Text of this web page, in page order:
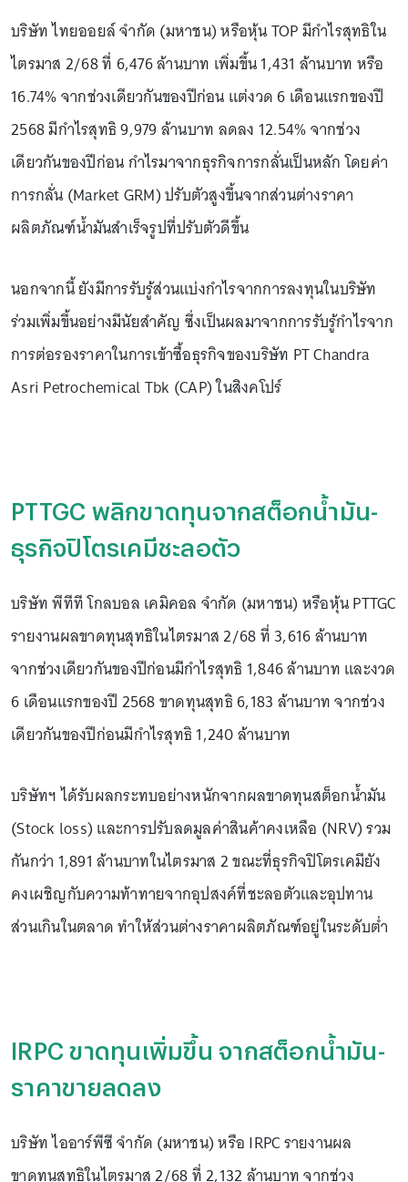
บริษัท ไทยออยล์ จำกัด (มหาชน) หรือหุ้น TOP มีกำไรสุทธิใน
ไตรมาส 2/68 ที่ 6,476 ล้านบาท เพิ่มขึ้น 1,431 ล้านบาท หรือ
16.74% จากช่วงเดียวกันของปีก่อน แต่งวด 6 เดือนแรกของปี
2568 มีกำไรสุทธิ 9,979 ล้านบาท ลดลง 12.54% จากช่วง
เดียวกันของปีก่อน กำไรมาจากธุรกิจการกลั่นเป็นหลัก โดยค่า
การกลั่น (Market GRM) ปรับตัวสูงขึ้นจากส่วนต่างราคา
ผลิตภัณฑ์น้ำมันสำเร็จรูปที่ปรับตัวดีขึ้น
นอกจากนี้ ยังมีการรับรู้ส่วนแบ่งกำไรจากการลงทุนในบริษัท
ร่วมเพิ่มขึ้นอย่างมีนัยสำคัญ ซึ่งเป็นผลมาจากการรับรู้กำไรจาก
การต่อรองราคาในการเข้าซื้อธุรกิจของบริษัท PT Chandra
Asri Petrochemical Tbk (CAP) ในสิงคโปร์
PTTGC พลิกขาดทุนจากสต็อกน้ำมัน-
ธุรกิจปิโตรเคมีชะลอตัว
บริษัท พีทีที โกลบอล เคมิคอล จำกัด (มหาชน) หรือหุ้น PTTGC
รายงานผลขาดทุนสุทธิในไตรมาส 2/68 ที่ 3,616 ล้านบาท
จากช่วงเดียวกันของปีก่อนมีกำไรสุทธิ 1,846 ล้านบาท และงวด
6 เดือนแรกของปี 2568 ขาดทุนสุทธิ 6,183 ล้านบาท จากช่วง
เดียวกันของปีก่อนมีกำไรสุทธิ 1,240 ล้านบาท
บริษัทฯ ได้รับผลกระทบอย่างหนักจากผลขาดทุนสต็อกน้ำมัน
(Stock loss) และการปรับลดมูลค่าสินค้าคงเหลือ (NRV) รวม
กันกว่า 1,891 ล้านบาทในไตรมาส 2 ขณะที่ธุรกิจปิโตรเคมียัง
คงเผชิญกับความท้าทายจากอุปสงค์ที่ชะลอตัวและอุปทาน
ส่วนเกินในตลาด ทำให้ส่วนต่างราคาผลิตภัณฑ์อยู่ในระดับต่ำ
IRPC ขาดทุนเพิ่มขึ้น จากสต็อกน้ำมัน-
ราคาขายลดลง
บริษัท ไออาร์พีซี จำกัด (มหาชน) หรือ IRPC รายงานผล
ขาดทุนสุทธิในไตรมาส 2/68 ที่ 2,132 ล้านบาท จากช่วง